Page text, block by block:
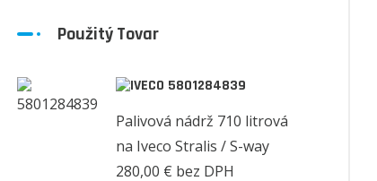
Použitý Tovar
5801284839
Palivová nádrž 710 litrová
na Iveco Stralis / S-way
280,00 € bez DPH